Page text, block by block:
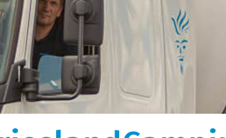
uitgerust
de perfecte
Over ons
We zijn ooit begonnen als kleine rijdende
melkontvangst. Nu is Melkweg|Fritom